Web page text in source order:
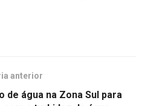
anterior
de água na Zona Sul para